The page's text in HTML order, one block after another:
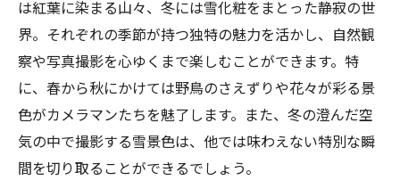
自然の中での瞑想とリラックス法
心身を癒す自然体験のすすめ
は紅葉に染まる山々、冬には雪化粧をまとった静寂の世
界。それぞれの季節が持つ独特の魅力を活かし、自然観
察や写真撮影を心ゆくまで楽しむことができます。特
に、春から秋にかけては野鳥のさえずりや花々が彩る景
色がカメラマンたちを魅了します。また、冬の澄んだ空
気の中で撮影する雪景色は、他では味わえない特別な瞬
間を切り取ることができるでしょう。